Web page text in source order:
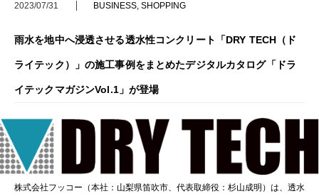
2023/07/31 BUSINESS, SHOPPING
雨水を地中へ浸透させる透水性コンクリート「DRY TECH（ド
ライテック）」の施工事例をまとめたデジタルカタログ「ドラ
イテックマガジンVol.1」が登場
株式会社フッコー（本社：山梨県笛吹市、代表取締役：杉山成明）は、透水